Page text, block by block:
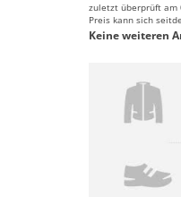
zuletzt überprüft am
Preis kann sich
Keine weiteren